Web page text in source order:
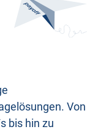
Von
bis hin zu